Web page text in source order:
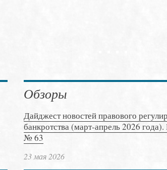
Обзоры
Дайджест новостей правового
банкротства (март-апрель 2026
№ 63
23 мая 2026